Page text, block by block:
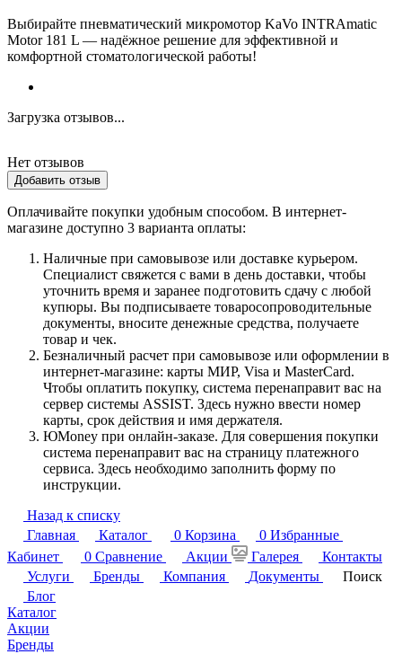
Выбирайте пневматический микромотор KaVo INTRAmatic
Motor 181 L — надёжное решение для эффективной и
комфортной стоматологической работы!
Загрузка отзывов...
Нет отзывов
Добавить отзыв
Оплачивайте покупки удобным способом. В интернет-
магазине доступно 3 варианта оплаты:
Наличные при самовывозе или доставке курьером.
Специалист свяжется с вами в день доставки, чтобы
уточнить время и заранее подготовить сдачу с любой
купюры. Вы подписываете товаросопроводительные
документы, вносите денежные средства, получаете
товар и чек.
Безналичный расчет при самовывозе или оформлении в
интернет-магазине: карты МИР, Visa и MasterCard.
Чтобы оплатить покупку, система перенаправит вас на
сервер системы ASSIST. Здесь нужно ввести номер
карты, срок действия и имя держателя.
ЮMoney при онлайн-заказе. Для совершения покупки
система перенаправит вас на страницу платежного
сервиса. Здесь необходимо заполнить форму по
инструкции.
Назад к списку
Главная
Каталог 0 Корзина 0 Избранные
Кабинет
0 Сравнение Акции Галерея
Контакты
Услуги
Бренды Компания Документы
Поиск
Блог
Каталог
Акции
Бренды